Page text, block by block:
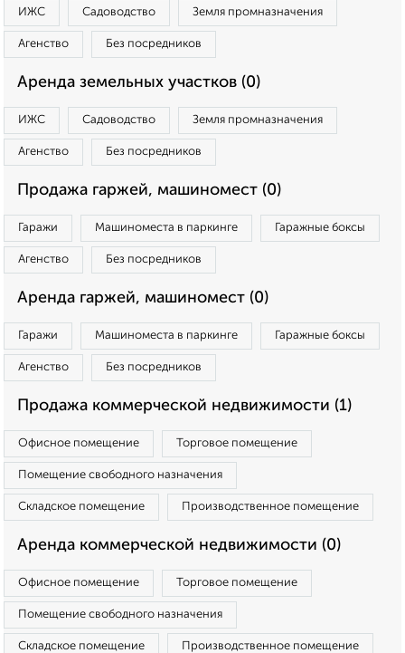
ИЖС Садоводство Земля промназначения
Агенство Без посредников
Аренда земельных участков (0)
ИЖС Садоводство Земля промназначения
Агенство Без посредников
Продажа гаржей, машиномест (0)
Гаражи Машиноместа в паркинге Гаражные боксы
Агенство Без посредников
Аренда гаржей, машиномест (0)
Гаражи Машиноместа в паркинге Гаражные боксы
Агенство Без посредников
Продажа коммерческой недвижимости (1)
Офисное помещение Торговое помещение
Помещение свободного назначения
Складское помещение Производственное помещение
Аренда коммерческой недвижимости (0)
Офисное помещение Торговое помещение
Помещение свободного назначения
Складское помещение Производственное помещение